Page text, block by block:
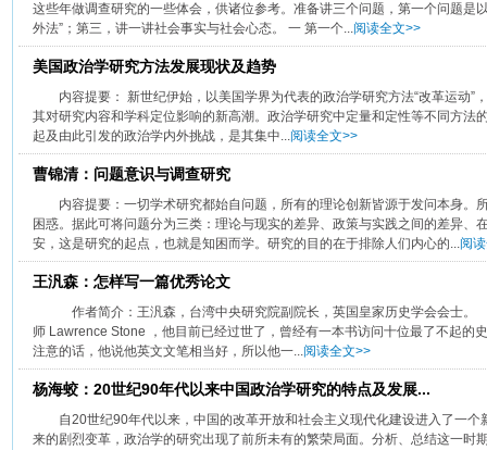
这些年做调查研究的一些体会，供诸位参考。准备讲三个问题，第一个问题是
外法”；第三，讲一讲社会事实与社会心态。 一 第一个...阅读全文>>
美国政治学研究方法发展现状及趋势
内容提要： 新世纪伊始，以美国学界为代表的政治学研究方法“改革运动”
其对研究内容和学科定位影响的新高潮。政治学研究中定量和定性等不同方法
起及由此引发的政治学内外挑战，是其集中...阅读全文>>
曹锦清：问题意识与调查研究
内容提要：一切学术研究都始自问题，所有的理论创新皆源于发问本身。
困惑。据此可将问题分为三类：理论与现实的差异、政策与实践之间的差异、
安，这是研究的起点，也就是知困而学。研究的目的在于排除人们内心的...阅
王汎森：怎样写一篇优秀论文
作者简介：王汎森，台湾中央研究院副院长，英国皇家历史学会会士
师 Lawrence Stone ，他目前已经过世了，曾经有一本书访问十位最了不起的
注意的话，他说他英文文笔相当好，所以他一...阅读全文>>
杨海蛟：20世纪90年代以来中国政治学研究的特点及发展...
自20世纪90年代以来，中国的改革开放和社会主义现代化建设进入了一
来的剧烈变革，政治学的研究出现了前所未有的繁荣局面。分析、总结这一时